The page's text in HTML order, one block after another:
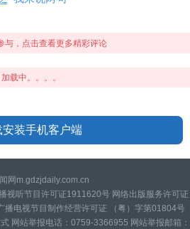
与，点击查看更多精彩评论
加载中。。。。
安装手机客户端
网m.gdzjdaily.com.cn
视听节目许可证1911620号 网络出版服务许可证
播电视节目制作经营许可证 （粤）字第01804号
网站举报电话：0759-3366955 网站举报邮箱：